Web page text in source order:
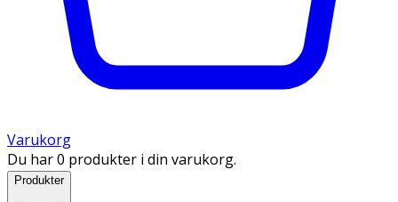
Varukorg
Du har 0 produkter i din varukorg.
Produkter